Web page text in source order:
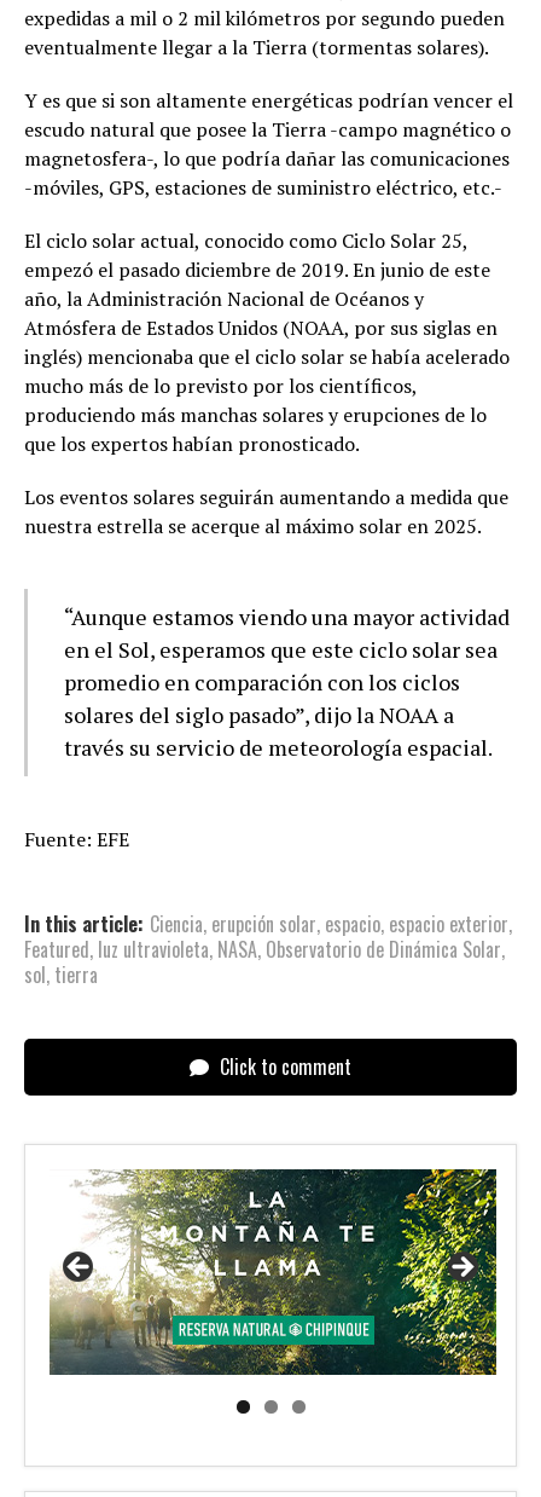
expedidas a mil o 2 mil kilómetros por segundo pueden
eventualmente llegar a la Tierra (tormentas solares).
Y es que si son altamente energéticas podrían vencer el
escudo natural que posee la Tierra -campo magnético o
magnetosfera-, lo que podría dañar las comunicaciones
-móviles, GPS, estaciones de suministro eléctrico, etc.-
El ciclo solar actual, conocido como Ciclo Solar 25,
empezó el pasado diciembre de 2019. En junio de este
año, la Administración Nacional de Océanos y
Atmósfera de Estados Unidos (NOAA, por sus siglas en
inglés) mencionaba que el ciclo solar se había acelerado
mucho más de lo previsto por los científicos,
produciendo más manchas solares y erupciones de lo
que los expertos habían pronosticado.
Los eventos solares seguirán aumentando a medida que
nuestra estrella se acerque al máximo solar en 2025.
“Aunque estamos viendo una mayor actividad
en el Sol, esperamos que este ciclo solar sea
promedio en comparación con los ciclos
solares del siglo pasado”, dijo la NOAA a
través su servicio de meteorología espacial.
Fuente: EFE
In this article: Ciencia, erupción solar, espacio, espacio exterior,
Featured, luz ultravioleta, NASA, Observatorio de Dinámica Solar,
sol, tierra
Click to comment